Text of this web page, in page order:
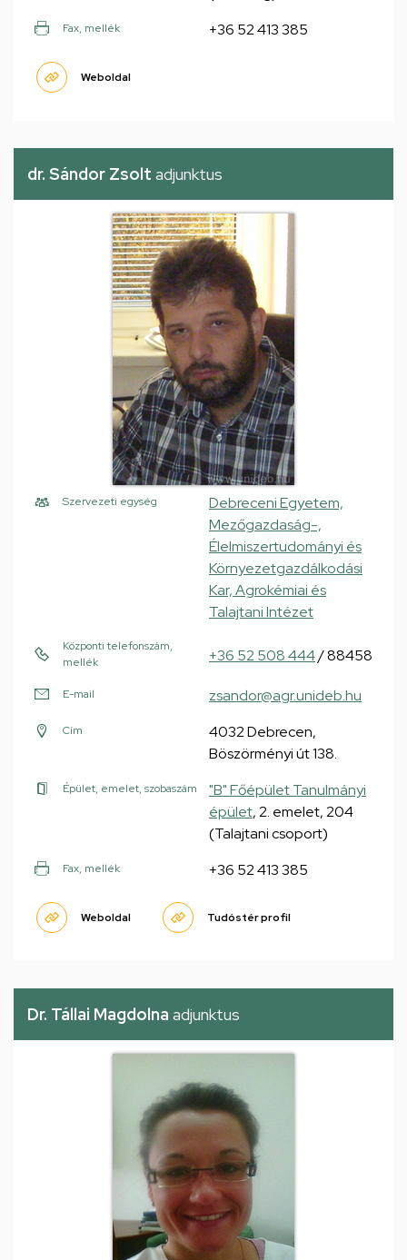
Fax, mellék +36 52 413 385
Weboldal
dr. Sándor Zsolt adjunktus
Szervezeti egység
Debreceni Egyetem,
Mezőgazdaság-,
Élelmiszertudományi és
Környezetgazdálkodási
Kar, Agrokémiai és
Talajtani Intézet
Központi telefonszám,
mellék
+36 52 508 444/ 88458
E-mail zsandor@agr.unideb.hu
Cím
4032 Debrecen,
Böszörményi út 138.
Épület, emelet, szobaszám
"B" Főépület Tanulmányi
épület, 2. emelet, 204
(Talajtani csoport)
Fax, mellék +36 52 413 385
Weboldal Tudóstér profil
Dr. Tállai Magdolna adjunktus